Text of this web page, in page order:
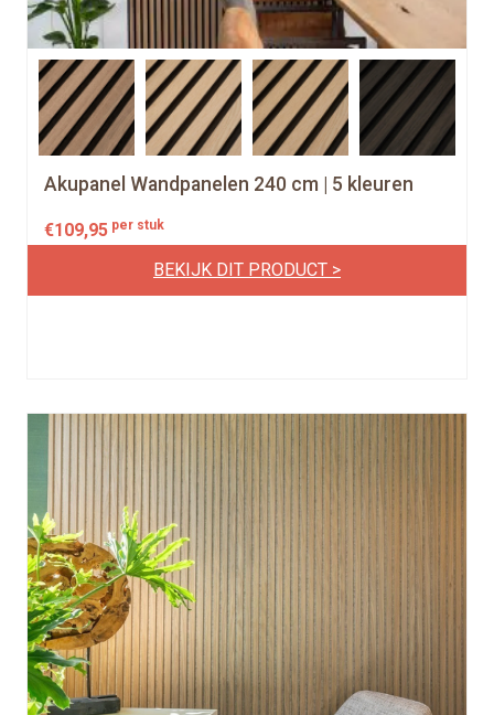
Akupanel Wandpanelen 240 cm | 5 kleuren
€109,95 per stuk
BEKIJK DIT PRODUCT >